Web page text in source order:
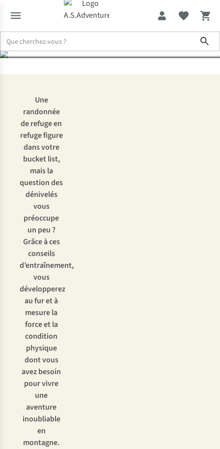
préparer à la montagne
Une
randonnée
de refuge en
refuge figure
dans votre
bucket list,
mais la
question des
dénivelés
vous
préoccupe
un peu ?
Grâce à ces
conseils
d’entraînement,
vous
développerez
au fur et à
mesure la
force et la
condition
physique
dont vous
avez besoin
pour vivre
une
aventure
inoubliable
en
montagne.